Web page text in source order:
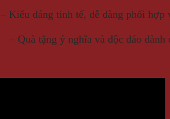
– Kiểu dáng tinh tế, dễ dàng phối hợp
– Quà tặng ý nghĩa và độc đáo dành